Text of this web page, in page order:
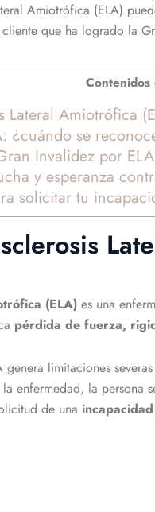
Amiotrófica (ELA)
que ha logrado la
Lateral Amiotrófica
¿cuándo se
Invalidez por
y esperanza
solicitar tu
(ELA) es una
pérdida de fuerza,
limitaciones
enfermedad, la persona
de una